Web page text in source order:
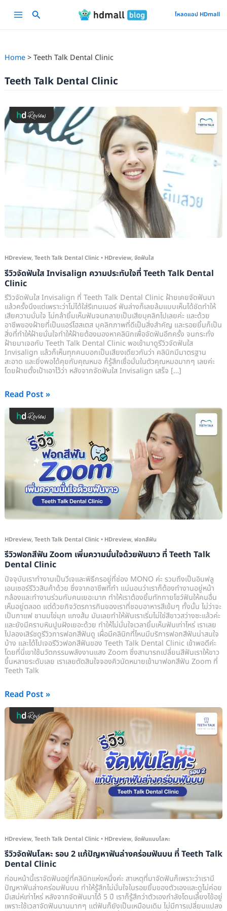
Main
โหลดแอป HDmall
Home Teeth Talk Dental Clinic
Teeth Talk Dental Clinic
HDreview, Teeth Talk Dental Clinic • HDreview, จัดฟันใส
รีวิวจัดฟันใส Invisalign ความประทับใจที่ Teeth Talk Dental
Clinic
รีวิวจัดฟันใส Invisalign ที่ Teeth Talk Dental Clinic ฝ้ายเคยจัดฟันมา
แล้วครั้งนึงแต่เพราะว่าไม่ได้ใส่รีเทนเนอร์ ฟันล่างก็เลยล้มแบบเห็นได้ชัดทำให้
เสียความมั่นใจ ไม่กล้ายิ้มเห็นฟันจนกลายเป็นเสียบุคลิกไปเลยค่ะ และด้วย
อาชีพของฝ้ายที่เป็นแอร์โฮสเตส บุคลิกภาพที่ดีเป็นสิ่งสำคัญ และรอยยิ้มก็เป็น
สิ่งที่ทำให้ฝ้ายมั่นใจทำให้ฝ้ายต้องมองหาคลินิกเพื่อจัดฟันอีกครั้ง จนกระทั่ง
ฝ้ายมาเจอกับ Teeth Talk Dental Clinic พอเข้ามาดูรีวิวจัดฟันใส
Invisalign แล้วก็เห็นทุกคนบอกเป็นเสียงเดียวกันว่า คลินิกมีมาตรฐาน
สะอาด และยิ่งพอได้คุยกับคุณหมอ ก็รู้สึกเชื่อมั่นในตัวคุณหมอมากๆ เลยค่ะ
โดยฝ้ายตั้งเป้าเอาไว้ว่า หลังจากจัดฟันใส Invisalign เสร็จ […]
รีวิว
จัด
ฟัน
Invisalign
ใจ
Teeth
Dental
Clinic
Read Post »
HDreview, Teeth Talk Dental Clinic • HDreview, ฟอกสีฟัน
รีวิวฟอกสีฟัน Zoom เพิ่มความมั่นใจด้วยฟันขาว ที่ Teeth Talk
Dental Clinic
ปัจจุบันเราทำงานเป็นวีเจและพิธีกรอยู่ที่ช่อง MONO ค่ะ รวมถึงเป็นอินฟลู
เอนเซอร์รีวิวสินค้าด้วย ซึ่งจากอาชีพที่ทำ แน่นอนว่าเราก็ต้องทำงานอยู่หน้า
กล้องและทำงานร่วมกับคนเยอะมาก ทำให้เราต้องยิ้มทักทายโชว์ฟันให้คนอื่น
เห็นอยู่ตลอด แต่ด้วยกิจวัตรการกินของเราที่ชอบอาหารสีเข้มๆ ทั้งนั้น ไม่ว่าจะ
เป็นกาแฟ ชานมไข่มุก แกงส้ม มันเลยทำให้ฟันเราเริ่มไม่ใช่สีขาวสว่างซะแล้วค่ะ
และยังมีคราบหินปูนฝังเยอะด้วย ทำให้ไม่มั่นใจเวลายิ้มเห็นฟันเท่าไหร่ เราเลย
ไปลองเสิร์ชดูรีวิวการฟอกสีฟันดู เผื่อมีคลินิกที่ไหนมีบริการฟอกสีฟันน่าสนใจ
บ้าง และได้ไปเจอรีวิวฟอกสีฟันของ Teeth Talk Dental Clinic เข้าพอดีค่ะ
โดยที่นี่เขาใช้นวัตกรรมพลังงานแสง Zoom ซึ่งสามารถเปลี่ยนสีฟันเราให้ขาว
ขึ้นหลายระดับเลย เราเลยตัดสินใจจองคิวนัดหมายเข้ามาฟอกสีฟัน Zoom ที่
Teeth Talk
รีวิว
ฟอก
เพิ่ม
มั่นใจ
ด้วย
ที่
Talk
Dental
Clinic
Read Post »
HDreview, Teeth Talk Dental Clinic • HDreview, จัดฟันแบบโลหะ
รีวิวจัดฟันโลหะ รอบ 2 แก้ปัญหาฟันล่างคร่อมฟันบน ที่ Teeth Talk
Dental Clinic
ก่อนหน้านี้เราจัดฟันอยู่ที่คลินิกแห่งหนึ่งค่ะ สาเหตุที่มาจัดฟันก็เพราะว่าเรามี
ปัญหาฟันล่างคร่อมฟันบน ทำให้รู้สึกไม่มั่นใจในรอยยิ้มของตัวเองและดูไม่ค่อย
มีเสน่ห์เท่าไหร่ หลังจากจัดฟันมาได้ 5 ปี เราก็รู้สึกว่าตัวเองกำลังโดนเลี้ยงไข้อยู่
เพราะใช้เวลาจัดฟันนานมากๆ แต่ฟันก็ยังเป็นเหมือนเดิม ไม่มีการเปลี่ยนแปลง
รีวิว
จัด
2
แก้
ปัญหา
ฟัน
ฟัน
บน
ที่
Teeth